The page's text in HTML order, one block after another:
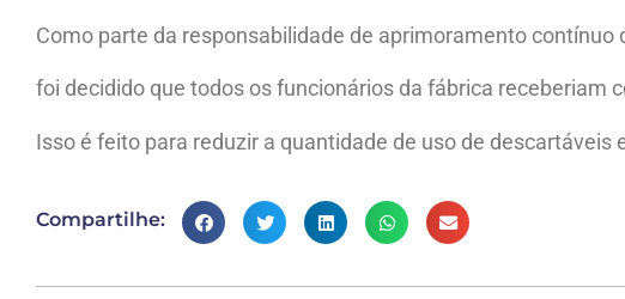
Como parte da responsabilidade de aprimoramento contínuo
foi decidido que todos os funcionários da fábrica receberiam
Isso é feito para reduzir a quantidade de uso de
Compartilhe: